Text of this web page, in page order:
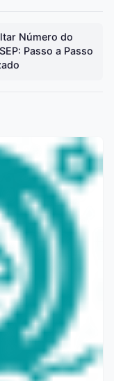
Número do
Passo a Passo